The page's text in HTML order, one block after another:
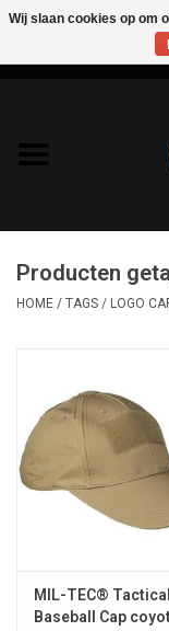
Bags & Packs
Bescherming
Messen & Multitools
Schoenen
Survival
Producten
HOME / TAGS / LOGO
MIL-TEC® Tactical
Baseball Cap
Wij slaan cookies op om